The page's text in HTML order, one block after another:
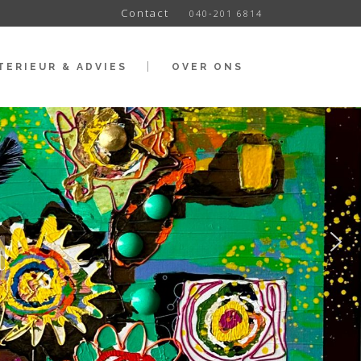
Contact 040-201 6814
& ADVIES OVER ONS